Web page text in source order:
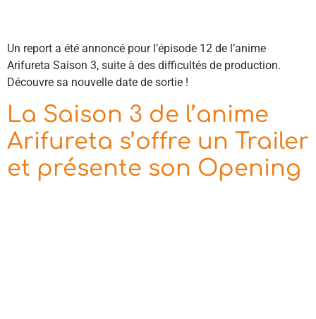
Un report a été annoncé pour l’épisode 12 de l’anime
Arifureta Saison 3, suite à des difficultés de production.
Découvre sa nouvelle date de sortie !
La Saison 3 de l’anime
Arifureta s’offre un Trailer
et présente son Opening